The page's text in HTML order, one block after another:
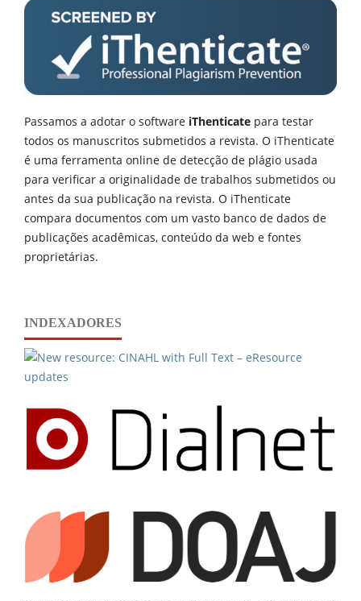
Passamos a adotar o software iThenticate para testar
todos os manuscritos submetidos a revista. O iThenticate
é uma ferramenta online de detecção de plágio usada
para verificar a originalidade de trabalhos submetidos ou
antes da sua publicação na revista. O iThenticate
compara documentos com um vasto banco de dados de
publicações acadêmicas, conteúdo da web e fontes
proprietárias.
INDEXADORES